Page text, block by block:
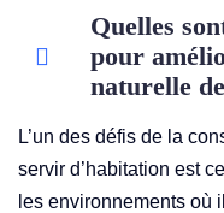
Quelles
pour
naturelle
L’un des défis de la
servir d’habitation est
les environnements où